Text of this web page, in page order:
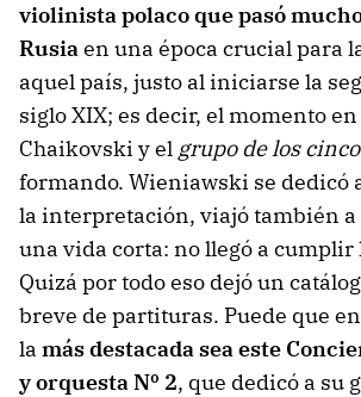
violinista polaco que pasó
Rusiaen una época crucial para
aquel país, justo al iniciarse la
siglo XIX; es decir, el momento
Chaikovski y el grupo de los cinco
formando. Wieniawski se dedicó
la interpretación, viajó también a
una vida corta: no llegó a cumplir
Quizá por todo eso dejó un
breve de partituras. Puede que
la más destacada sea este
y orquesta Nº 2, que dedicó a su